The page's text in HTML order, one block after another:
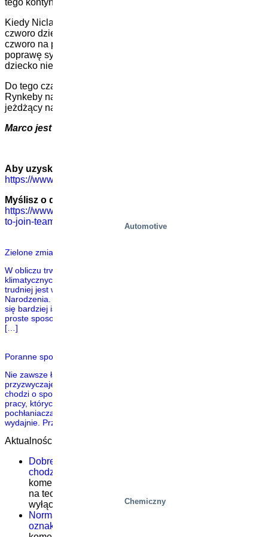
Automotive
Chemiczny
tego kontynuować” – mówi Niclas.
Kiedy Niclas dołączył do Team Rynkeby w 2017 r., troje na
czworo dzieci przeżyło raka u dzieci, a teraz przeżywa
czworo na pięcioro dzieci. „To niesamowite uczucie widzieć
poprawę sytuacji, ale nie zatrzymamy się, dopóki każde
dziecko nie przeżyje” – dodaje.
Do tego czasu można liczyć na to, że zobaczymy Team
Rynkeby na drogach walczący o tych, którzy nie mogą,
jeżdżący na rzecz zmian i lepszego świata bez raka u dzieci.
Marco jest dumnym sponsorem Team Rynkeby.
Aby uzyskać więcej informacji o Team Rynkeby:
https://www.team-rynkeby.com/about-team-rynkeby
Myślisz o dołączeniu do Team Rynkeby?
https://www.team-rynkeby.com/ride-with-team-rynkeby/how-
to-join-team-rynkeby
Zielone zmiany na białe święta
W obliczu trwającego kryzysu energetycznego i zmian
klimatycznych, które dotykają nawet nasze części świata, coraz
trudniej jest wyobrazić sobie białe i śnieżne Święta Bożego
Narodzenia. W czasach takich jak te, ocena zużycia energii wydaje
się bardziej istotna niż kiedykolwiek wcześniej – a co, jeśli istnieją
proste sposoby, aby pozytywnie wpłynąć na tragiczną sytuację i stać
[…]
Poranne spotkania zespołu Lean – lepsza praca i więcej zabawy!
Nie zawsze łatwo jest wprowadzić nowe rutyny, gdy pracownicy są
przyzwyczajeni do określonego sposobu działania, zwłaszcza jeśli
chodzi o spotkania lub ich brak. Spotkania są jedną z praktyk w
pracy, których ludzie zazwyczaj chcą mniej i często mogą stać się
pochłaniaczami czasu, jeśli nie są wykonywane konsekwentnie i
wydajnie. Przez ostatnie cztery lata Flemming Pedersen […]
Aktualności
Dobre szkolenie serwisowe nie polega na teorii –
chodzi o to, co dzieje się w terenie
komentowania
na teorii – chodzi o to, co dzieje się w terenie
wyłączona
Norma EN 1570-1:2024 staje się obowiązkowa dla
oznakowania CE – co należy wiedzieć